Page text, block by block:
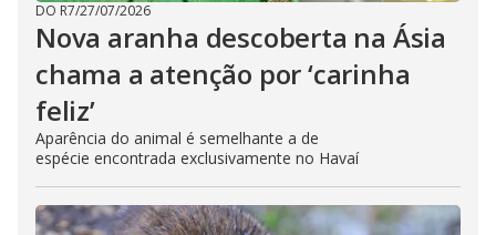
DO R7/27/07/2026
Nova aranha descoberta na Ásia
chama a atenção por ‘carinha
feliz’
Aparência do animal é semelhante a de
espécie encontrada exclusivamente no Havaí